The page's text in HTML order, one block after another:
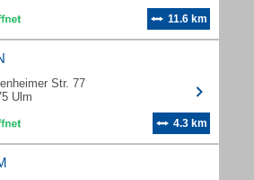
11.6 km
Str. 77
Ulm
4.3 km